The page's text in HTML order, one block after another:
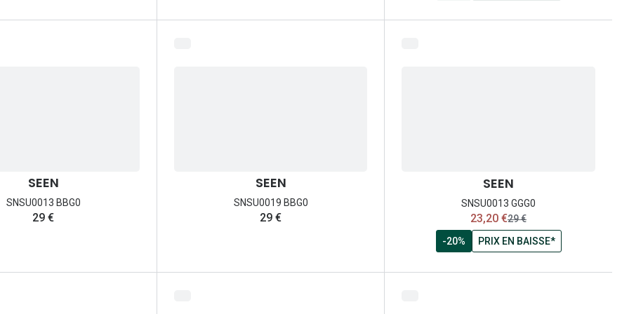
SEEN
SNSU0013 BBG0
29 €
SEEN
SNSU0019 BBG0
29 €
SEEN
SNSU0013 GGG0
maintenant:
23,20 €ancien prix:
29 €
-20%
PRIX EN BAISSE*